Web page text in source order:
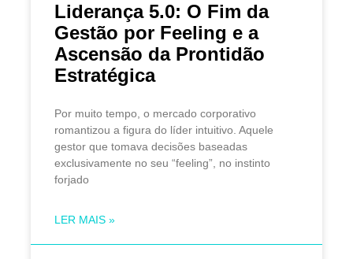
Liderança 5.0: O Fim da
Gestão por Feeling e a
Ascensão da Prontidão
Estratégica
Por muito tempo, o mercado corporativo
romantizou a figura do líder intuitivo. Aquele
gestor que tomava decisões baseadas
exclusivamente no seu “feeling”, no instinto
forjado
LER MAIS »